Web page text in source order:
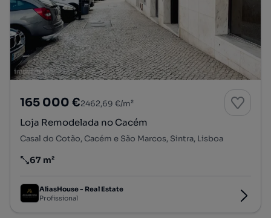
165 000 €2462,69 €/m²
Loja Remodelada no Cacém
Casal do Cotão, Cacém e São Marcos, Sintra, Lisboa
Preço por metro quadrado
67 m²
AliasHouse - Real Estate
Profissional